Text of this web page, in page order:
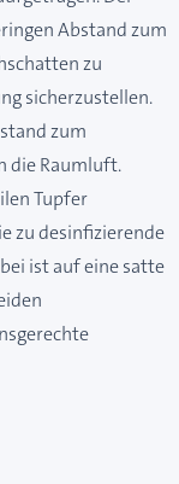
Abstand zum
zu
sicherzustellen.
zum
die Raumluft.
Tupfer
zu desinfizierende
ist auf eine satte